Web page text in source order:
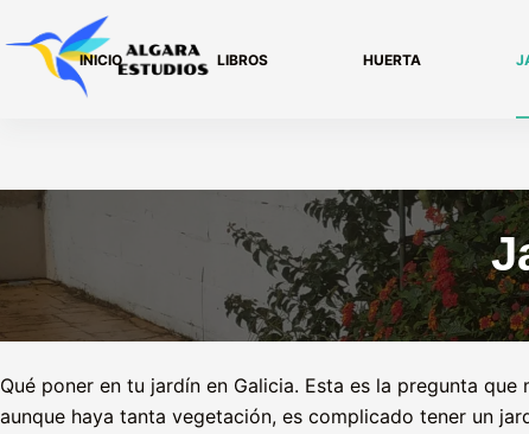
al
contenido
INICIO LIBROS HUERTA
Qué poner en tu jardín en Galicia. Esta es la pregunta
aunque haya tanta vegetación, es complicado tener un